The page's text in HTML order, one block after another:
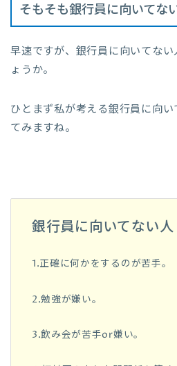
そもそも銀行員に向いてな
早速ですが、銀行員に向いてな
ょうか。
ひとまず私が考える銀行員に向
てみますね。
銀行員に向いてない人
1.正確に何かをするのが苦手。
2.勉強が嫌い。
3.飲み会が苦手or嫌い。